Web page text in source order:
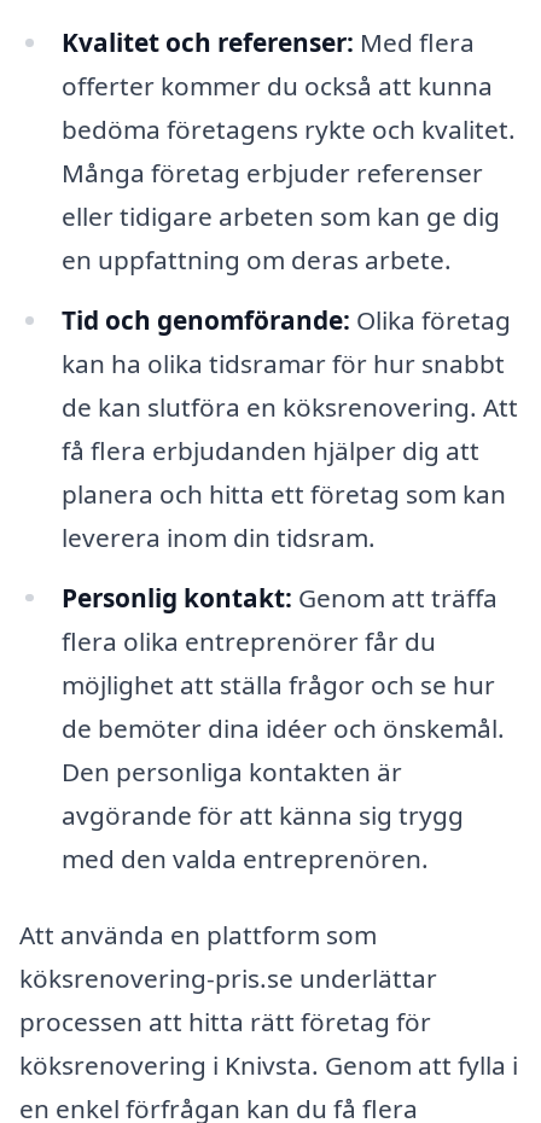
Kvalitet och referenser: Med flera
offerter kommer du också att kunna
bedöma företagens rykte och kvalitet.
Många företag erbjuder referenser
eller tidigare arbeten som kan ge dig
en uppfattning om deras arbete.
Tid och genomförande: Olika företag
kan ha olika tidsramar för hur snabbt
de kan slutföra en köksrenovering. Att
få flera erbjudanden hjälper dig att
planera och hitta ett företag som kan
leverera inom din tidsram.
Personlig kontakt: Genom att träffa
flera olika entreprenörer får du
möjlighet att ställa frågor och se hur
de bemöter dina idéer och önskemål.
Den personliga kontakten är
avgörande för att känna sig trygg
med den valda entreprenören.
Att använda en plattform som
köksrenovering-pris.se underlättar
processen att hitta rätt företag för
köksrenovering i Knivsta. Genom att fylla i
en enkel förfrågan kan du få flera